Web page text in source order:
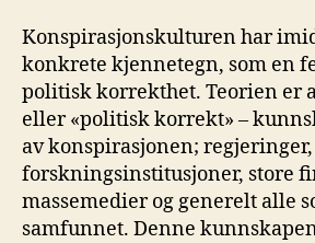
Konspirasjonskulturen har
konkrete kjennetegn, som en
politisk korrekthet. Teorien er
eller «politisk korrekt» –
av konspirasjonen; regjeringer,
forskningsinstitusjoner, store
massemedier og generelt alle
samfunnet. Denne